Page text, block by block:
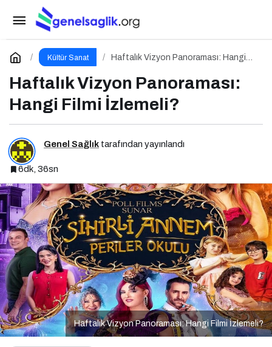
Kültür Sanat
Haftalık Vizyon Panoraması: Hangi
Haftalık Vizyon Panoraması:
Hangi Filmi İzlemeli?
Genel Sağlık tarafından yayınlandı
6dk, 36sn
Haftalık Vizyon Panoraması: Hangi Filmi İzlemeli?
8 Mayıs Cuma Vizyon Programı
Yorum Yap